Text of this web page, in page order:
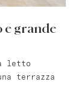
e grande
letto
terrazza